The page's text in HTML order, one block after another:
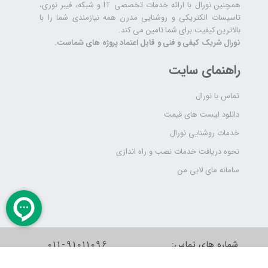
راهنمای سایت
تماس با نورال
دانلود لیست های قیمت
خدمات روشنایی نورال
نحوه دریافت خدمات نصب و راه اندازی
سامانه مای لابی من
همچنین نورال با ارائه خدمات تخصصی IT و شبکه، فیبر نوری،
تاسیسات الکتریکی و روشنایی مدرن همه نیازمندی شما را با
بالاترین کیفیت برای شما تامین می کند.
نورال شریک کیفی و فنی و قابل اعتماد پروژه های شماست.
شماره های تماس:
011-91011096